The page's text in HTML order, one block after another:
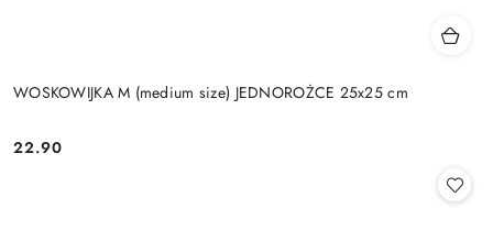
WOSKOWIJKA M (medium size) JEDNOROŻCE 25x25 cm
Cena:
22.90